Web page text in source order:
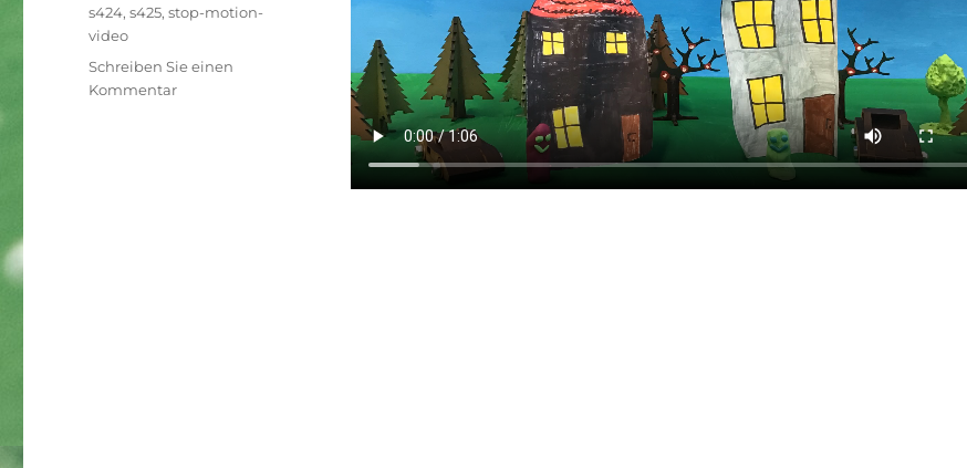
Schlagwörter
s424,s425,stop-motion-
video
Schreiben Sie einen
Kommentarzu